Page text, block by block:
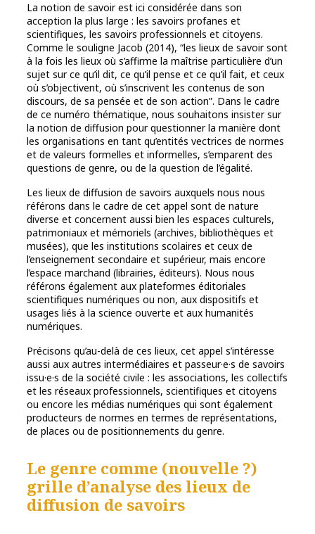
La notion de savoir est ici considérée dans son
acception la plus large : les savoirs profanes et
scientifiques, les savoirs professionnels et citoyens.
Comme le souligne Jacob (2014), “les lieux de savoir sont
à la fois les lieux où s’affirme la maîtrise particulière d’un
sujet sur ce qu’il dit, ce qu’il pense et ce qu’il fait, et ceux
où s’objectivent, où s’inscrivent les contenus de son
discours, de sa pensée et de son action”. Dans le cadre
de ce numéro thématique, nous souhaitons insister sur
la notion de diffusion pour questionner la manière dont
les organisations en tant qu’entités vectrices de normes
et de valeurs formelles et informelles, s’emparent des
questions de genre, ou de la question de l’égalité.
Les lieux de diffusion de savoirs auxquels nous nous
référons dans le cadre de cet appel sont de nature
diverse et concernent aussi bien les espaces culturels,
patrimoniaux et mémoriels (archives, bibliothèques et
musées), que les institutions scolaires et ceux de
l’enseignement secondaire et supérieur, mais encore
l’espace marchand (librairies, éditeurs). Nous nous
référons également aux plateformes éditoriales
scientifiques numériques ou non, aux dispositifs et
usages liés à la science ouverte et aux humanités
numériques.
Précisons qu’au-delà de ces lieux, cet appel s’intéresse
aussi aux autres intermédiaires et passeur·e·s de savoirs
issu·e·s de la société civile : les associations, les collectifs
et les réseaux professionnels, scientifiques et citoyens
ou encore les médias numériques qui sont également
producteurs de normes en termes de représentations,
de places ou de positionnements du genre.
Le genre comme (nouvelle ?)
grille d’analyse des lieux de
diffusion de savoirs